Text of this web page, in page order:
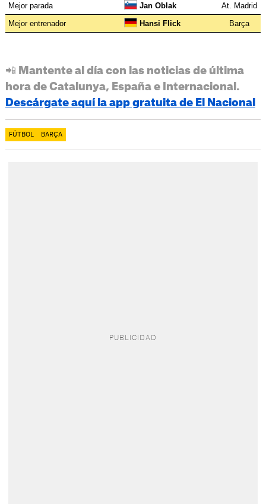
Mejor parada
Jan Oblak
At. Madrid
Mejor entrenador
Hansi Flick Barça
📲 Mantente al día con las noticias de última
hora de Catalunya, España e Internacional.
Descárgate aquí la app gratuita de El Nacional
FÚTBOL BARÇA